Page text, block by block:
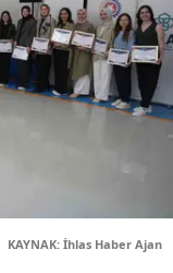
KAYNAK: İhlas Haber Ajansı